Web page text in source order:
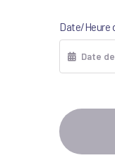
Date/Heure